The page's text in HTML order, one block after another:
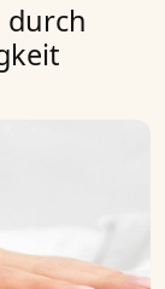
durch